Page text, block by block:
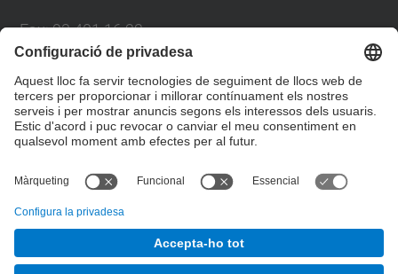
Fax:93 401 16 22
Directori UPC
Formulari de contacte
Servei de Desenvolupament Professional. SDP.